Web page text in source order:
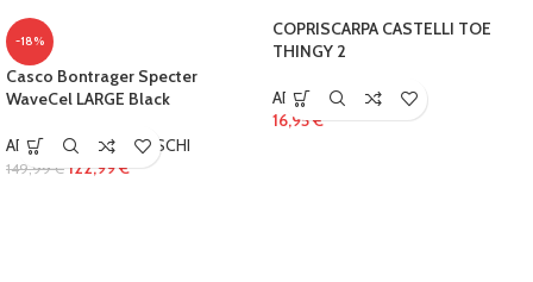
-18%
Casco Bontrager Specter
WaveCel LARGE Black
ABBIGLIAMENTO CASCHI
149,99€ 122,99€
COPRISCARPA CASTELLI TOE
THINGY 2
ABBIGLIAMENTO
16,95€